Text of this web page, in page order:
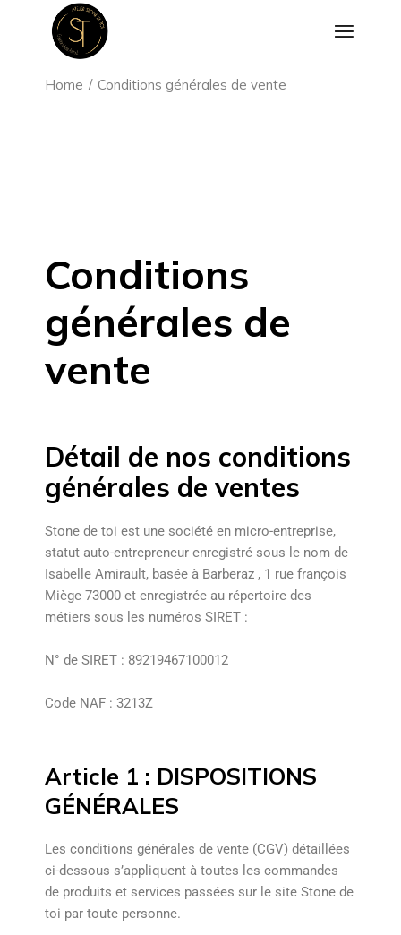
Home Conditions générales de vente
Conditions
générales de
vente
Détail de nos conditions
générales de ventes
Stone de toi est une société en micro-entreprise,
statut auto-entrepreneur enregistré sous le nom de
Isabelle Amirault, basée à Barberaz , 1 rue françois
Miège 73000 et enregistrée au répertoire des
métiers sous les numéros SIRET :
N° de SIRET : 89219467100012
Code NAF : 3213Z
Article 1 : DISPOSITIONS
GÉNÉRALES
Les conditions générales de vente (CGV) détaillées
ci-dessous s’appliquent à toutes les commandes
de produits et services passées sur le site Stone de
toi par toute personne.